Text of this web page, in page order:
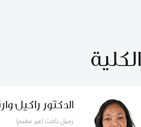
الدكتور راكيل
زميل باحث (غير مقيم)